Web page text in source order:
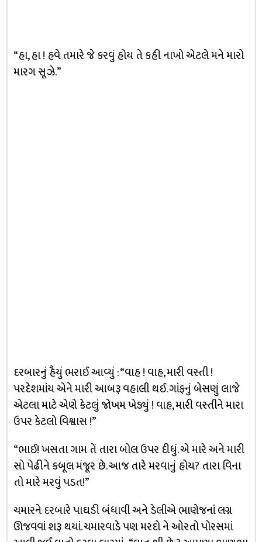
“હા, હા ! હવે તમારે જે કરવું હોય તે કહી નાખો એટલે મને મારો
મારગ સૂઝે.”
દરબારનું હૈયું ભરાઈ આવ્યું : “વાહ ! વાહ, મારી વસ્તી !
પરદેશમાંય એને મારી આબરૂ વહાલી થઈ. ગાંફનું બેસણું લાજે
એટલા માટે એણે કેટલું જોખમ ખેડ્યું ! વાહ, મારી વસ્તીને મારા
ઉપર કેટલો વિશ્વાસ !”
“ભાઈ! ખસતા ગામ તેં તારા બોલ ઉપર દીધું. એ મારે અને મારી
સો પેઢીને કબૂલ મંજૂર છે. આજ તારે મરવાનું હોય? તારા વિના
તો મારે મરવું પડત!”
ચમારને દરબારે પાઘડી બંધાવી અને ડેલીએ ભાણેજનાં લગ્ન
ઊજવવાં શરૂ થયાં. ચમારવાડે પણ મરદો ને ઓરતો પોરસમાં